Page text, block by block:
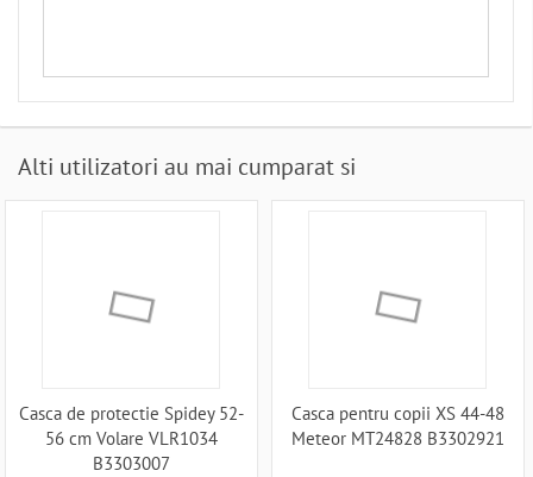
Alti utilizatori au mai cumparat si
Casca de protectie Spidey 52-
56 cm Volare VLR1034
B3303007
Casca pentru copii XS 44-48
Meteor MT24828 B3302921